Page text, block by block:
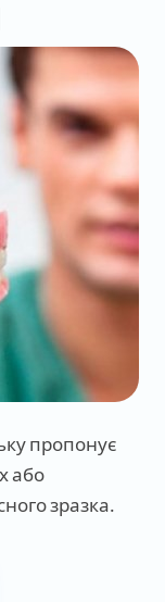
пропонує
або
зразка.